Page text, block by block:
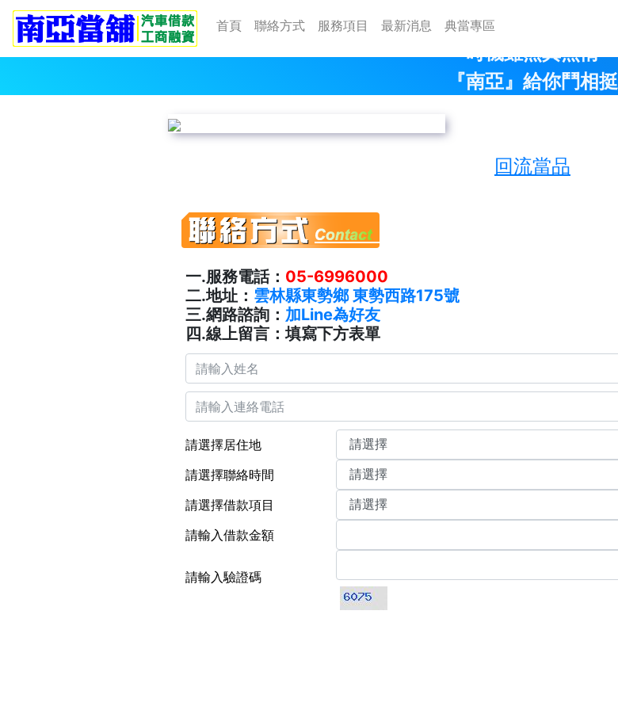
首頁 聯絡方式 服務項目 最新消息 典當專區
『南亞』給你鬥相挺
回流當品
一.服務電話： 05-6996000
二.地址： 雲林縣東勢鄉 東勢西路175號
三.網路諮詢： 加Line為好友
四.線上留言：填寫下方表單
請選擇居住地
請選擇聯絡時間
請選擇借款項目
請輸入借款金額
請輸入驗證碼